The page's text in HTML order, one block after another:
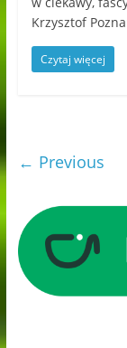
Krzysztof
Czytaj więcej
← Previous